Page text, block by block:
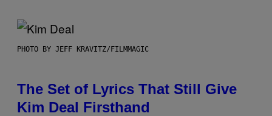
PHOTO BY JEFF KRAVITZ/FILMMAGIC
The Set of Lyrics That Still Give
Kim Deal Firsthand